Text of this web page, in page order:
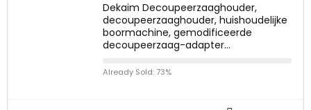
Dekaim Decoupeerzaaghouder,
decoupeerzaaghouder, huishoudelijke
boormachine, gemodificeerde
decoupeerzaag-adapter…
Already Sold: 73%